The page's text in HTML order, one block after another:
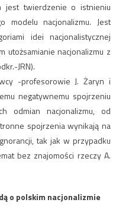
jest twierdzenie o istnieniu
modelu nacjonalizmu. Jest
idei nacjonalistycznej
utożsamianie nacjonalizmu z
JRN).
-profesorowie J. Żaryn i
negatywnemu spojrzeniu
odmian nacjonalizmu, od
spojrzenia wynikają na
tak jak w przypadku
bez znajomości rzeczy A.
o polskim nacjonalizmie